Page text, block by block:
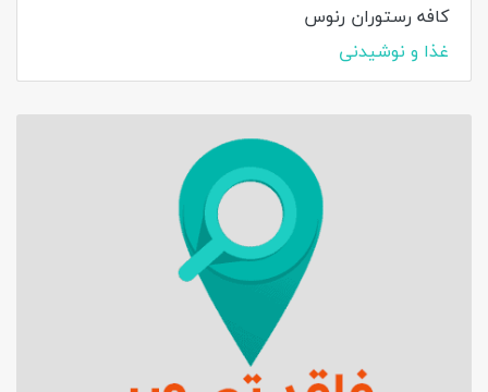
کافه رستوران رنوس
غذا و نوشیدنی